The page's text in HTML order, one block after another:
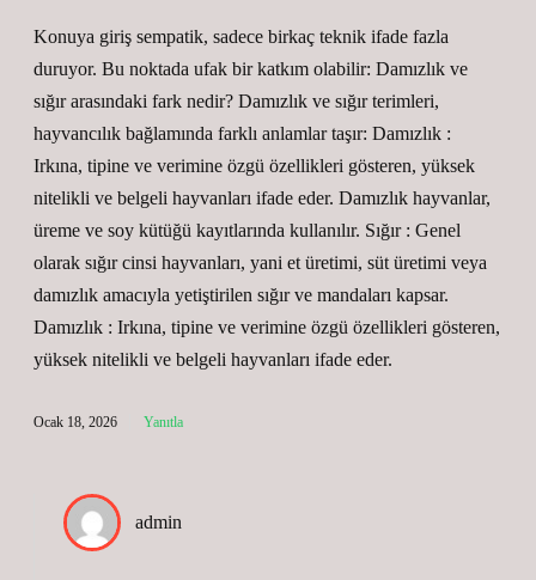
Konuya giriş sempatik, sadece birkaç teknik ifade fazla
duruyor. Bu noktada ufak bir katkım olabilir: Damızlık ve
sığır arasındaki fark nedir? Damızlık ve sığır terimleri,
hayvancılık bağlamında farklı anlamlar taşır: Damızlık :
Irkına, tipine ve verimine özgü özellikleri gösteren, yüksek
nitelikli ve belgeli hayvanları ifade eder. Damızlık hayvanlar,
üreme ve soy kütüğü kayıtlarında kullanılır. Sığır : Genel
olarak sığır cinsi hayvanları, yani et üretimi, süt üretimi veya
damızlık amacıyla yetiştirilen sığır ve mandaları kapsar.
Damızlık : Irkına, tipine ve verimine özgü özellikleri gösteren,
yüksek nitelikli ve belgeli hayvanları ifade eder.
Ocak 18, 2026 Yanıtla
admin